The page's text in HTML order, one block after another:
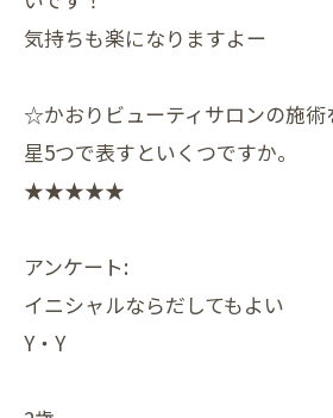
気持ちも楽になりますよー
☆かおりビューティサロンの施
星5つで表すといくつですか。
★★★★★
アンケート:
イニシャルならだしてもよい
Y・Y